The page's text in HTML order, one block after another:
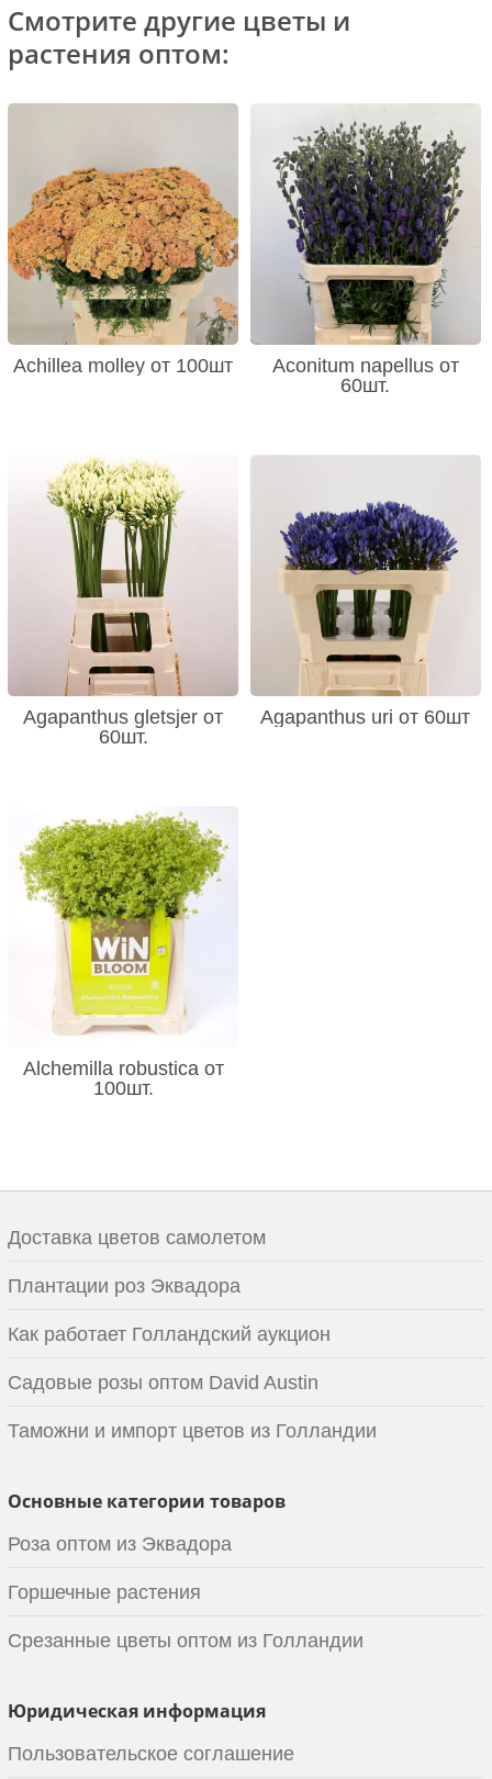
Смотрите другие цветы и
растения оптом:
Achillea molley от 100шт
Aconitum napellus от
60шт.
Agapanthus gletsjer от
60шт.
Agapanthus uri от 60шт
Alchemilla robustica от
100шт.
Доставка цветов самолетом
Плантации роз Эквадора
Как работает Голландский аукцион
Садовые розы оптом David Austin
Таможни и импорт цветов из Голландии
Основные категории товаров
Роза оптом из Эквадора
Горшечные растения
Срезанные цветы оптом из Голландии
Юридическая информация
Пользовательское соглашение